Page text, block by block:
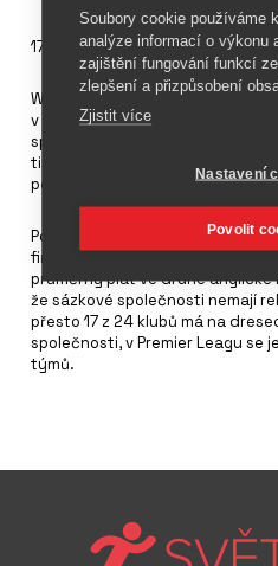
17. března 2020
Wayne Rooney se stal od ledna
v druholigovém Derby County,
společnost 32Red. Ta se
tisíc liber týdně. Fotbalista a
podepsal v Derby smlouvu na 18
Podpora od 32Red vzbuzuje
finančního fair-play. Rooney
průměrný plat ve druhé anglické
že sázkové společnosti nemají
přesto 17 z 24 klubů má na
společnosti, v Premier Leagu se
týmů.
Soubory cookie používáme
analýze informací o výkonu
zajištění fungování funkcí
zlepšení a přizpůsobení
Zjistit více
Nastavení
Povolit